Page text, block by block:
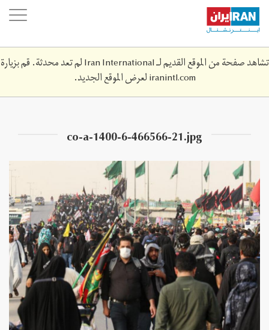
Skip
main
content
تشاهد صفحة من الموقع القديم لـ Iran International لم تعد محدثة. قم بزيارة
iranintl.comلعرض الموقع الجديد.
co-a-1400-6-466566-21.jpg